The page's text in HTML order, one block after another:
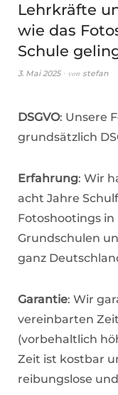
Lehrkräfte
wie das
Schule
3. Mai 2025 von stefan
DSGVO: Unsere
grundsätzlich
Erfahrung: Wir
acht Jahre
Fotoshootings
Grundschulen
ganz
Garantie: Wir
vereinbarten
(vorbehaltlich
Zeit ist kostbar
reibungslose